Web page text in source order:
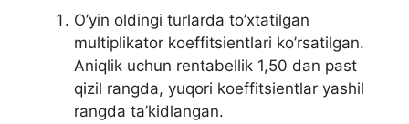
O’yin oldingi turlarda to’xtatilgan
multiplikator koeffitsientlari ko’rsatilgan.
Aniqlik uchun rentabellik 1,50 dan past
qizil rangda, yuqori koeffitsientlar yashil
rangda ta’kidlangan.